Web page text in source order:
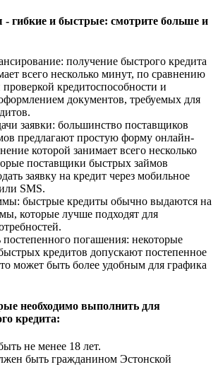
гибкие и быстрые: смотрите больше и
получение быстрого кредита
всего несколько минут, по сравнению
кредитоспособности и
документов, требуемых для
заявки: большинство поставщиков
предлагают простую форму онлайн-
которой занимает всего несколько
поставщики быстрых займов
заявку на кредит через мобильное
SMS.
быстрые кредиты обычно выдаются на
которые лучше подходят для
погашения: некоторые
кредитов допускают постепенное
может быть более удобным для графика
необходимо выполнить для
кредита:
не менее 18 лет.
быть гражданином Эстонской